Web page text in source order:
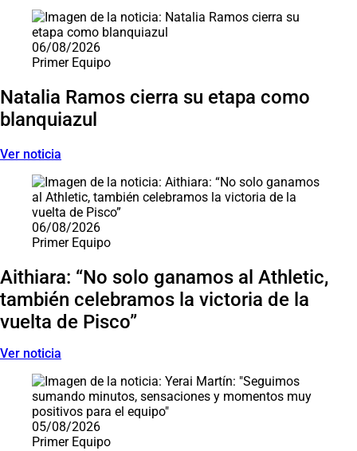
06/08/2026
Primer Equipo
Natalia Ramos cierra su etapa como
blanquiazul
Ver noticia
06/08/2026
Primer Equipo
Aithiara: “No solo ganamos al Athletic,
también celebramos la victoria de la
vuelta de Pisco”
Ver noticia
05/08/2026
Primer Equipo